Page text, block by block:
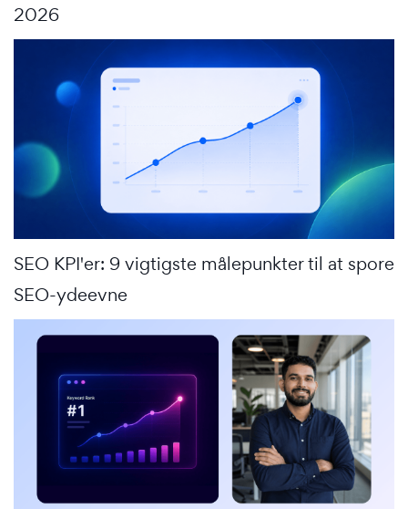
2026
SEO KPI'er: 9 vigtigste målepunkter til at spore
SEO-ydeevne